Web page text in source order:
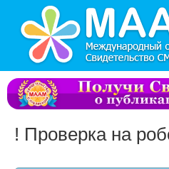
! Проверка на